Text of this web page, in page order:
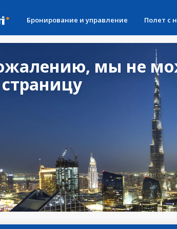
Бронирование и управление Полет с
мы не
страницу